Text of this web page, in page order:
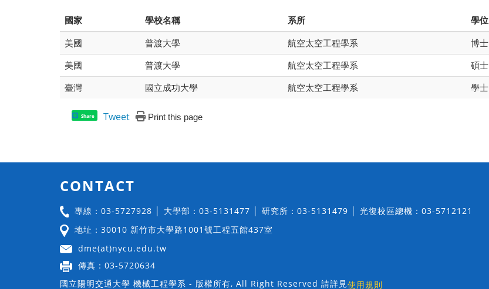
國家 學校名稱 系所 學位
美國
普渡大學 航空太空工程學系 博士
美國
普渡大學 航空太空工程學系 碩士
臺灣
國立成功大學 航空太空工程學系 學士
Share Tweet Print this page
CONTACT
專線：03-5727928 │ 大學部：03-5131477 │ 研究所：03-5131479 │ 光復校區總機：03-5712121
地址：30010 新竹市大學路1001號工程五館437室
dme(at)nycu.edu.tw
傳真：03-5720634
國立陽明交通大學 機械工程學系 - 版權所有, All Right Reserved 請詳見使用規則